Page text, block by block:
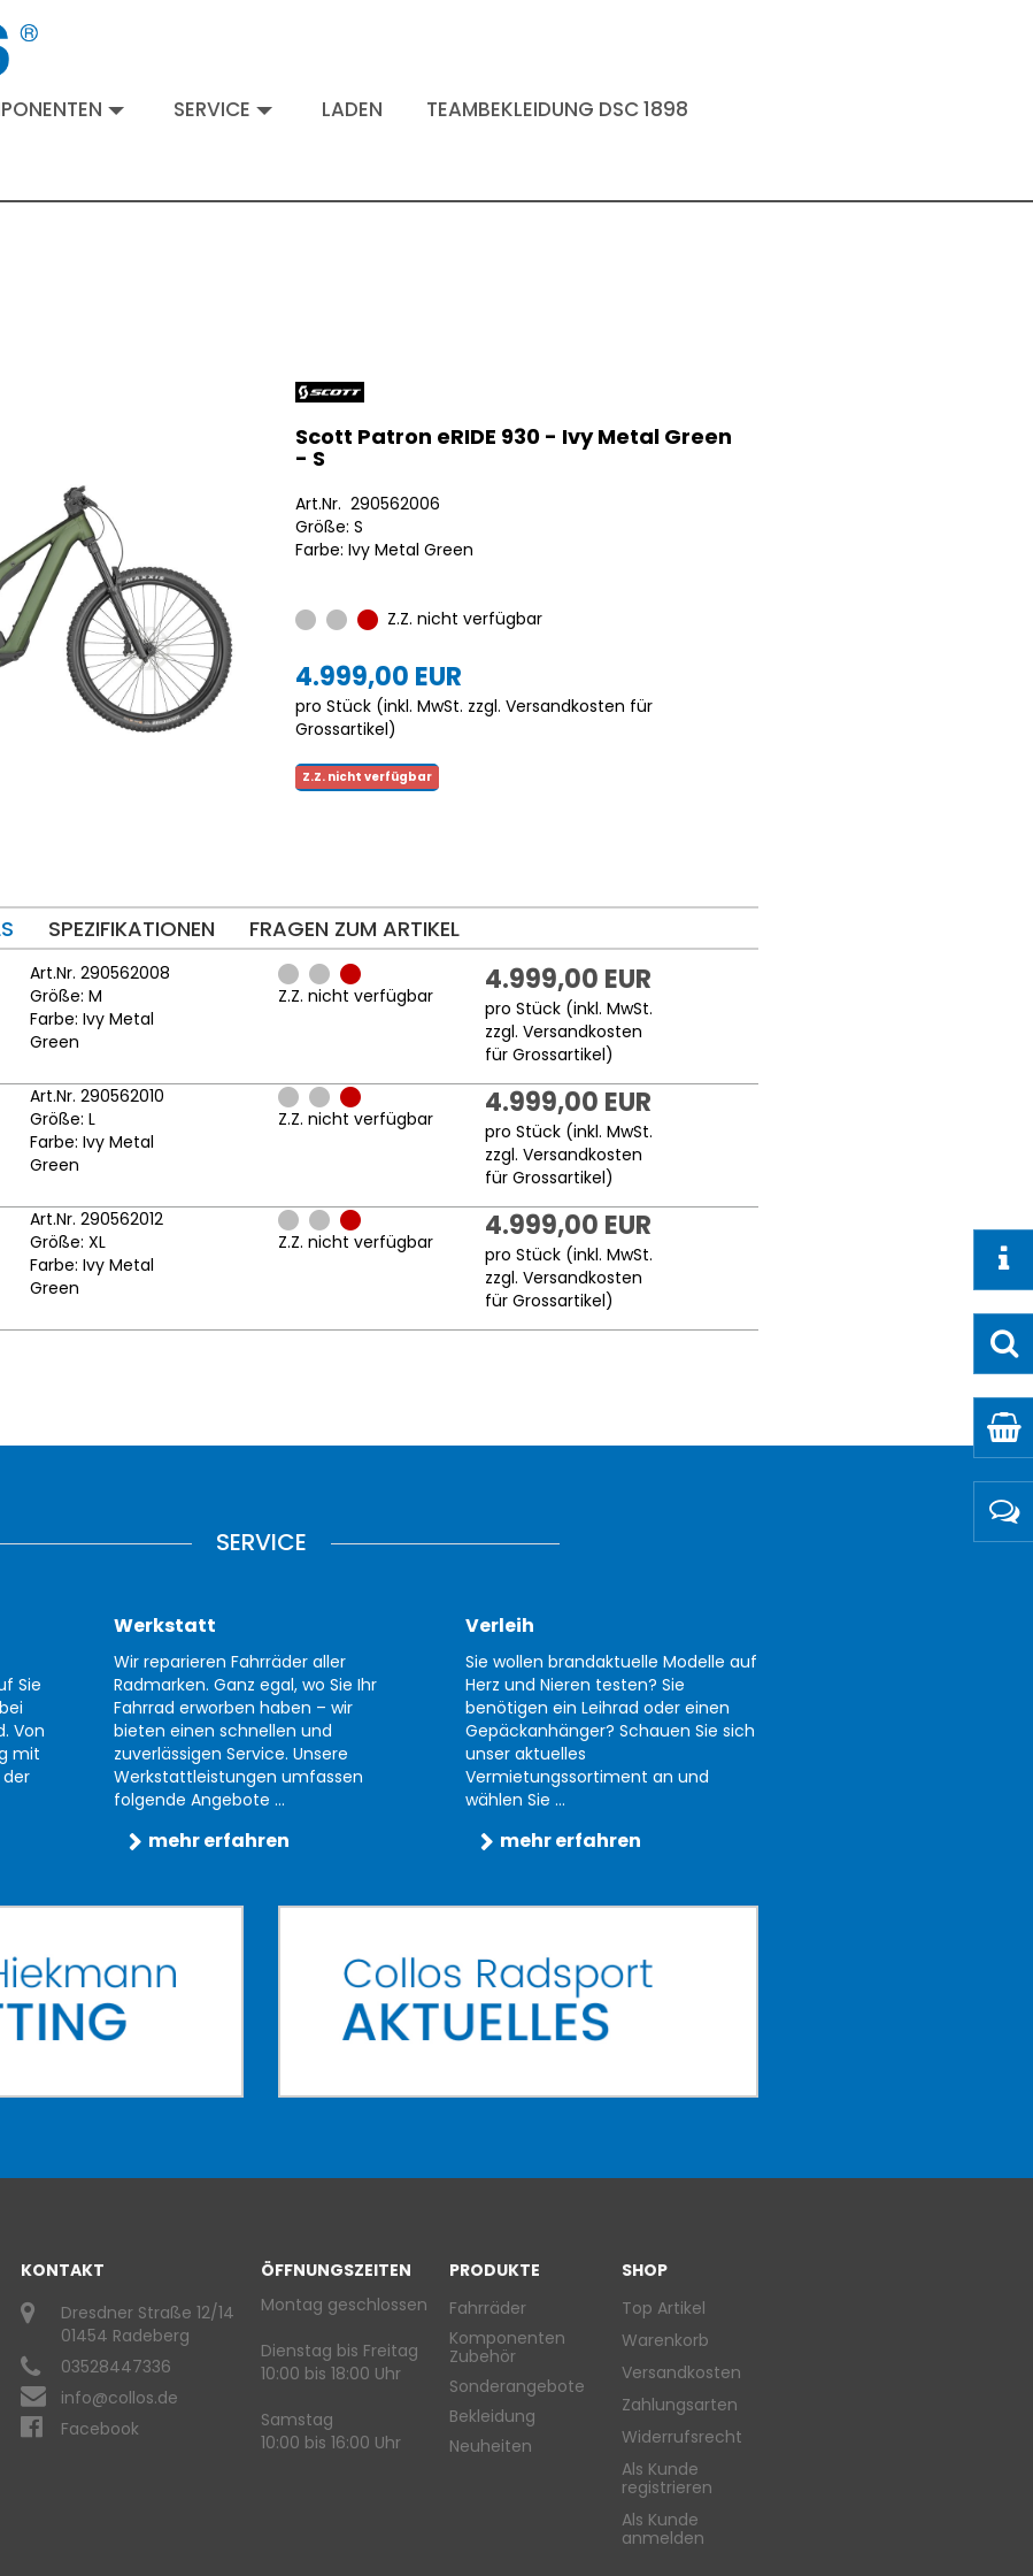
SERVICE LADEN
TEAMBEKLEIDUNG DSC 1898
Scott Patron eRIDE 930 - Ivy Metal Green
- S
Art.Nr. 290562006
Größe: S
Farbe: Ivy Metal Green
Z.Z. nicht verfügbar
4.999,00 EUR
pro Stück (inkl. MwSt. zzgl. Versandkosten für
Grossartikel)
Z.Z. nicht verfügbar
SPEZIFIKATIONEN FRAGEN ZUM ARTIKEL
Art.Nr. 290562008
Größe: M
Farbe: Ivy Metal
Green
Z.Z. nicht verfügbar 4.999,00 EUR
pro Stück (inkl. MwSt.
zzgl.Versandkosten
für Grossartikel)
Art.Nr. 290562010
Größe: L
Farbe: Ivy Metal
Green
Z.Z. nicht verfügbar 4.999,00 EUR
pro Stück (inkl. MwSt.
zzgl.Versandkosten
für Grossartikel)
Art.Nr. 290562012
Größe: XL
Farbe: Ivy Metal
Green
Z.Z. nicht verfügbar 4.999,00 EUR
pro Stück (inkl. MwSt.
zzgl.Versandkosten
für Grossartikel)
SERVICE
Sie
Von
mit
Werkstatt
Wir reparieren Fahrräder aller
Radmarken. Ganz egal, wo Sie Ihr
Fahrrad erworben haben – wir
bieten einen schnellen und
zuverlässigen Service. Unsere
Werkstattleistungen umfassen
folgende Angebote ...
mehr erfahren
Verleih
Sie wollen brandaktuelle Modelle auf
Herz und Nieren testen? Sie
benötigen ein Leihrad oder einen
Gepäckanhänger? Schauen Sie sich
unser aktuelles
Vermietungssortiment an und
wählen Sie ...
mehr erfahren
KONTAKT
Dresdner Straße 12/14
01454 Radeberg
03528447336
info@collos.de
Facebook
ÖFFNUNGSZEITEN
Montag geschlossen
Dienstag bis Freitag
10:00 bis 18:00 Uhr
Samstag
10:00 bis 16:00 Uhr
PRODUKTE
Fahrräder
Komponenten
Zubehör
Sonderangebote
Bekleidung
Neuheiten
SHOP
Top Artikel
Warenkorb
Versandkosten
Zahlungsarten
Widerrufsrecht
Als Kunde
registrieren
Als Kunde
anmelden